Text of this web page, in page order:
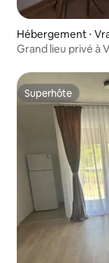
Hébergement ⋅
Grand lieu privé à
Superhôte
Superhôte